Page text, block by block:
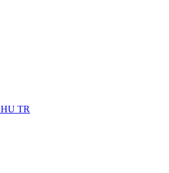
HU TR